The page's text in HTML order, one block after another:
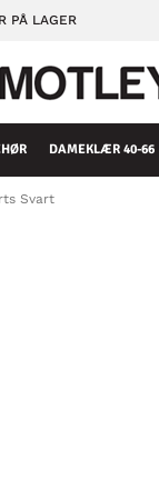
PÅ LAGER
DAMEKLÆR 40-66
Svart